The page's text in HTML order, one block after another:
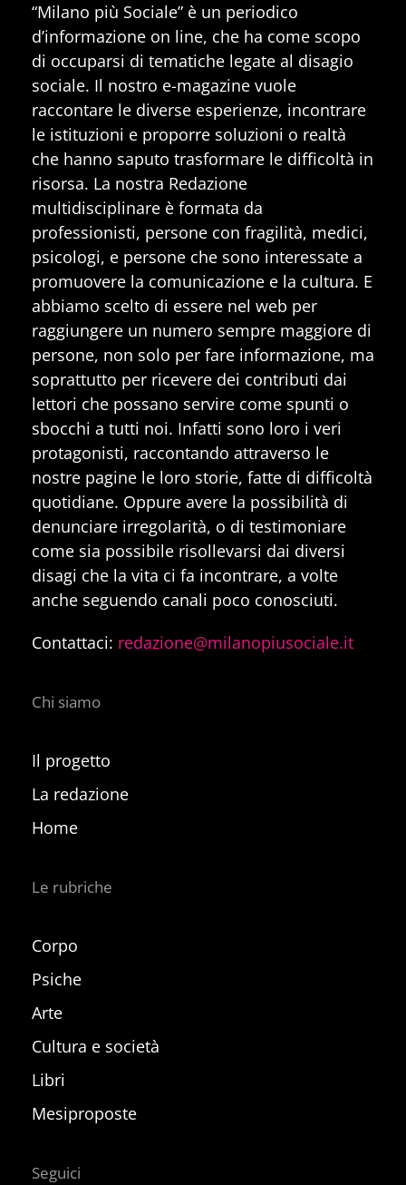
“Milano più Sociale” è un periodico
d’informazione on line, che ha come scopo
di occuparsi di tematiche legate al disagio
sociale. Il nostro e-magazine vuole
raccontare le diverse esperienze, incontrare
le istituzioni e proporre soluzioni o realtà
che hanno saputo trasformare le difficoltà in
risorsa. La nostra Redazione
multidisciplinare è formata da
professionisti, persone con fragilità, medici,
psicologi, e persone che sono interessate a
promuovere la comunicazione e la cultura. E
abbiamo scelto di essere nel web per
raggiungere un numero sempre maggiore di
persone, non solo per fare informazione, ma
soprattutto per ricevere dei contributi dai
lettori che possano servire come spunti o
sbocchi a tutti noi. Infatti sono loro i veri
protagonisti, raccontando attraverso le
nostre pagine le loro storie, fatte di difficoltà
quotidiane. Oppure avere la possibilità di
denunciare irregolarità, o di testimoniare
come sia possibile risollevarsi dai diversi
disagi che la vita ci fa incontrare, a volte
anche seguendo canali poco conosciuti.
Contattaci: redazione@milanopiusociale.it
Chi siamo
Il progetto
La redazione
Home
Le rubriche
Corpo
Psiche
Arte
Cultura e società
Libri
Mesiproposte
Seguici